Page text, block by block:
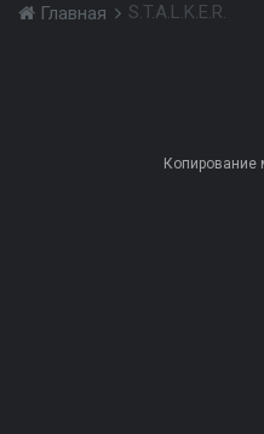
Главная S.T.A.L.K.E.R.
Копирование